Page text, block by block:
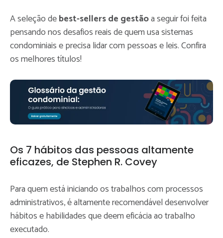
A seleção debest-sellers de gestãoa seguir foi feita
pensando nos desafios reais de quem usa sistemas
condominiais e precisa lidar com pessoas e leis. Confira
os melhores títulos!
Os 7 hábitos das pessoas altamente
eficazes, de Stephen R. Covey
Para quem está iniciando os trabalhos com processos
administrativos, é altamente recomendável desenvolver
hábitos e habilidades que deem eficácia ao trabalho
executado.